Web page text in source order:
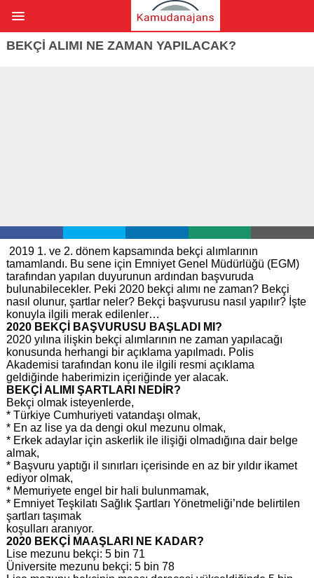
BEKÇI ALIMI NE ZAMAN YAPILACAK?
2019 1. ve 2. dönem kapsamında bekçi alımlarının
tamamlandı. Bu sene için Emniyet Genel Müdürlüğü (EGM)
tarafından yapılan duyurunun ardından başvuruda
bulunabilecekler. Peki 2020 bekçi alımı ne zaman? Bekçi
nasıl olunur, şartlar neler? Bekçi başvurusu nasıl yapılır? İşte
konuyla ilgili merak edilenler…
2020 BEKÇİ BAŞVURUSU BAŞLADI MI?
2020 yılına ilişkin bekçi alımlarının ne zaman yapılacağı
konusunda herhangi bir açıklama yapılmadı. Polis
Akademisi tarafından konu ile ilgili resmi açıklama
geldiğinde haberimizin içeriğinde yer alacak.
BEKÇİ ALIMI ŞARTLARI NEDİR?
Bekçi olmak isteyenlerde,
* Türkiye Cumhuriyeti vatandaşı olmak,
* En az lise ya da dengi okul mezunu olmak,
* Erkek adaylar için askerlik ile ilişiği olmadığına dair belge
almak,
* Başvuru yaptığı il sınırları içerisinde en az bir yıldır ikamet
ediyor olmak,
* Memuriyete engel bir hali bulunmamak,
* Emniyet Teşkilatı Sağlık Şartları Yönetmeliği’nde belirtilen
şartları taşımak
koşulları aranıyor.
2020 BEKÇİ MAAŞLARI NE KADAR?
Lise mezunu bekçi: 5 bin 71
Üniversite mezunu bekçi: 5 bin 78